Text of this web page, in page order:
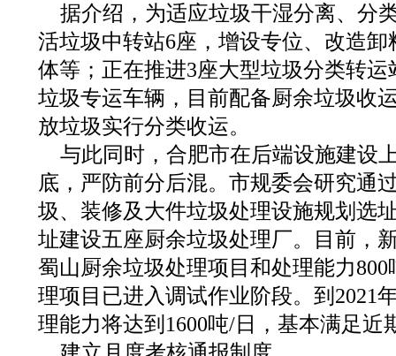
据介绍，为适应垃圾干湿分离、分
活垃圾中转站6座，增设专位、改造
体等；正在推进3座大型垃圾分类转
垃圾专运车辆，目前配备厨余垃圾收
放垃圾实行分类收运。
与此同时，合肥市在后端设施建设
底，严防前分后混。市规委会研究通
圾、装修及大件垃圾处理设施规划选
址建设五座厨余垃圾处理厂。目前，
蜀山厨余垃圾处理项目和处理能力
理项目已进入调试作业阶段。到2021
理能力将达到1600吨/日，基本满足近